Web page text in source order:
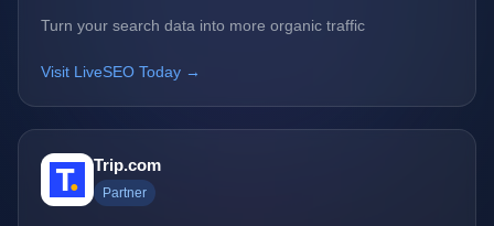
Turn your search data into more organic traffic
Visit LiveSEO Today →
Trip.com
Partner